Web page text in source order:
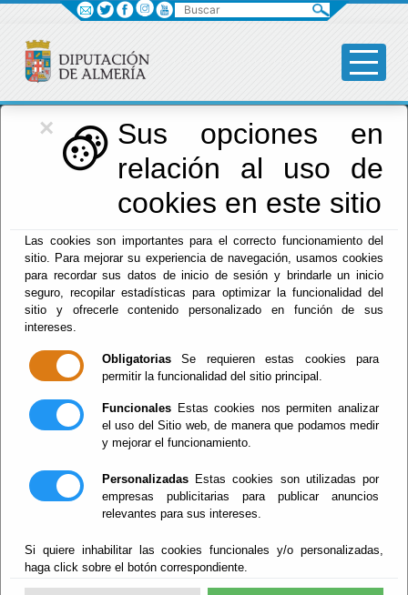
×
Sus opciones en
relación al uso de
cookies en este sitio
Las cookies son importantes para el correcto funcionamiento del
sitio. Para mejorar su experiencia de navegación, usamos cookies
para recordar sus datos de inicio de sesión y brindarle un inicio
seguro, recopilar estadísticas para optimizar la funcionalidad del
sitio y ofrecerle contenido personalizado en función de sus
intereses.
Obligatorias Se requieren estas cookies para
permitir la funcionalidad del sitio principal.
Funcionales Estas cookies nos permiten analizar
el uso del Sitio web, de manera que podamos medir
y mejorar el funcionamiento.
Personalizadas Estas cookies son utilizadas por
empresas publicitarias para publicar anuncios
relevantes para sus intereses.
Si quiere inhabilitar las cookies funcionales y/o personalizadas,
haga click sobre el botón correspondiente.
Diputación
Menú Diputación
Escuchar
ESCUELA DE
VERANO 2026
Del : 23/06/2026 Al: 28/08/2026
Perido: 06 - Junio;07 - Julio;08 - Agosto
Tipo: Infantil y Juvenil
Ver evento
AGENDA DEL
PRIMER FIN DE
SEMANA DE
AGOSTO EN LAUJAR
Del : 07/08/2026 Al: 09/08/2026
Lugar: Laujar de Andarax
Buscar